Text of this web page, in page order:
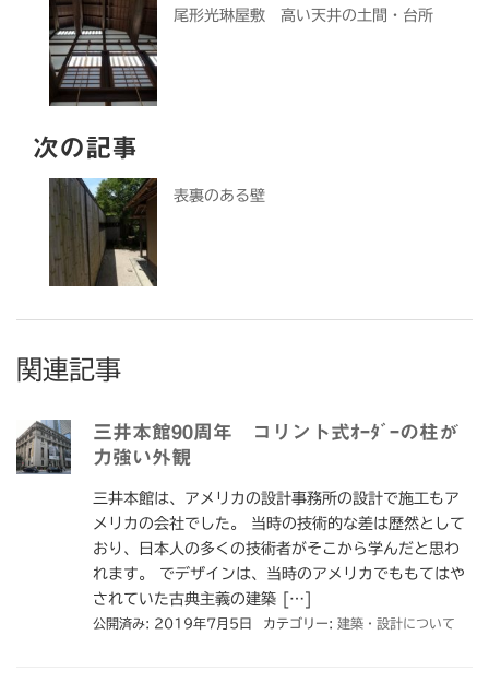
尾形光琳屋敷 高い天井の土間・台所
次の記事
表裏のある壁
関連記事
三井本館90周年 コリント式ｵｰﾀﾞｰの柱が
力強い外観
三井本館は、アメリカの設計事務所の設計で施工もア
メリカの会社でした。 当時の技術的な差は歴然として
おり、日本人の多くの技術者がそこから学んだと思わ
れます。 でデザインは、当時のアメリカでももてはや
されていた古典主義の建築 […]
公開済み: 2019年7月5日 カテゴリー: 建築・設計について